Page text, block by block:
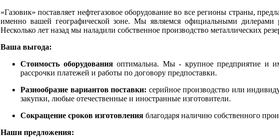
«Газовик» поставляет нефтегазовое оборудование во все регионы страны,
именно вашей географической зоне. Мы являемся официальными дилерами
Несколько лет назад мы наладили собственное производство металлических
Ваша выгода:
Стоимость оборудованияоптимальна. Мы - крупное предприятие и
рассрочки платежей и работы по договору предпоставки.
Разнообразие вариантов поставки: серийное производство или
закупки, любые отечественные и иностранные изготовители.
Сокращение сроков изготовления благодаря наличию собственного
Наши предложения: